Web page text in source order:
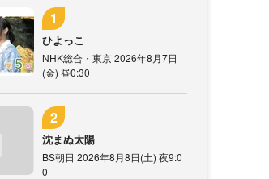
ひよっこ
NHK総合・東京 2026年8月7日
(金) 昼0:30
沈まぬ太陽
BS朝日 2026年8月8日(土) 夜9:0
0